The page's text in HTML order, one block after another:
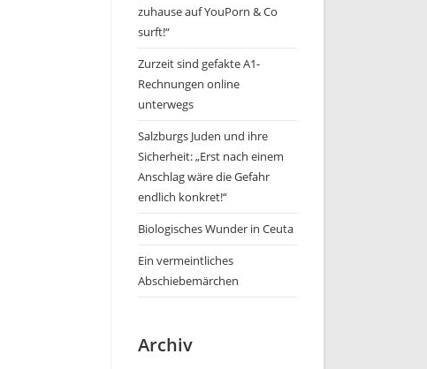
zuhause auf YouPorn & Co
surft!“
Zurzeit sind gefakte A1-
Rechnungen online
unterwegs
Salzburgs Juden und ihre
Sicherheit: „Erst nach einem
Anschlag wäre die Gefahr
endlich konkret!“
Biologisches Wunder in Ceuta
Ein vermeintliches
Abschiebemärchen
Archiv